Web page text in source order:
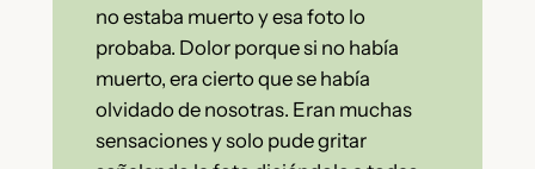
no estaba muerto y esa foto lo
probaba. Dolor porque si no había
muerto, era cierto que se había
olvidado de nosotras. Eran muchas
sensaciones y solo pude gritar